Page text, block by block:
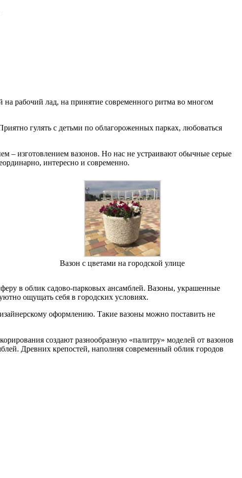
рабочий лад, на принятие современного ритма во многом
гулять с детьми по облагороженных парках, любоваться
– изготовлением вазонов. Но нас не устраивают обычные серые
интересно и современно.
Вазон с цветами на городской улице
в облик садово-парковых ансамблей. Вазоны, украшенные
ощущать себя в городских условиях.
оформлению. Такие вазоны можно поставить не
создают разнообразную «палитру» моделей от вазонов
Древних крепостей, наполняя современный облик городов